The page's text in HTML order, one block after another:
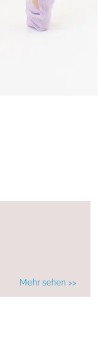
Mehr sehen >>